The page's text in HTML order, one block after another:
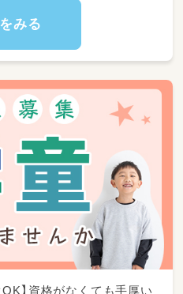
変更の範囲：なし
みる
】資格がなくても手厚い